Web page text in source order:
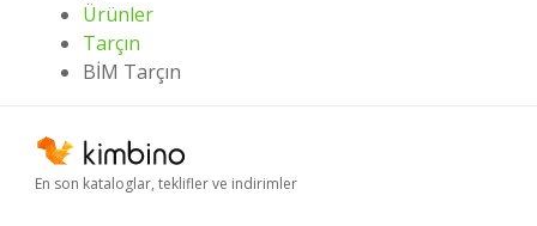
Ürünler
Tarçın
BİM Tarçın
En son kataloglar, teklifler ve indirimler